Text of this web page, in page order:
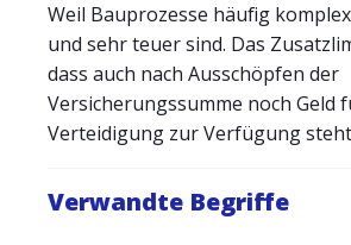
Weil Bauprozesse häufig
und sehr teuer sind. Das
dass auch nach Ausschöpfen der
Versicherungssumme noch Geld
Verteidigung zur Verfügung
Verwandte Begriffe